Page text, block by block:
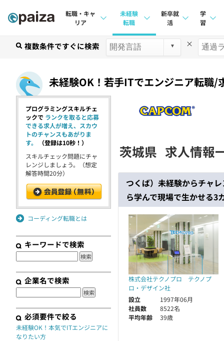
転職・キャ
リア
求人検索
転職エージェント
未経験
転職
求人検索
新卒就
活
求人検索
インターン
新卒エージェント
インタビュー
就活成功ガイド
学
習
講座
プラン
個人
法人
学校
契約
複数条件ですぐに検索 ×
未経験OK！若手ITでエンジニア転職/
茨城県 求人情報
つくば）未経験からチャ
ら学んで現場で生かせる3
株式会社テクノプロ テクノプ
ロ・デザイン社
設立
1997年06月
社員数
8522名
平均年齢
39歳
プログラミングスキルチェ
ックで ランクを取ると応募
できる求人が増え、スカウ
トのチャンスもあがりま
す。
（登録は10秒！）
スキルチェック問題にチャ
レンジしましょう。（想定
解答時間20分）
コーディング転職とは
キーワードで検索
企業名で検索
必須要件で絞る
未経験OK！本気でITエンジニアに
なりたい方